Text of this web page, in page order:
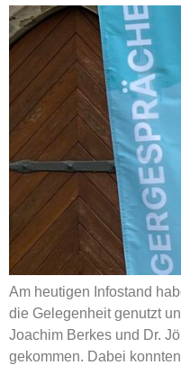
Am heutigen Infostand
die Gelegenheit genutzt
Joachim Berkes und Dr.
gekommen. Dabei